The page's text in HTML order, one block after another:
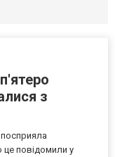
з
це повідомили у